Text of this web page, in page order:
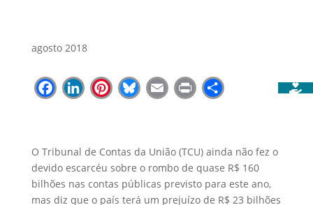
agosto 2018
Facebook
LinkedIn
Pinterest
Bluesky
Email
PrintShare
O Tribunal de Contas da União (TCU) ainda não fez o
devido escarcéu sobre o rombo de quase R$ 160
bilhões nas contas públicas previsto para este ano,
mas diz que o país terá um prejuízo de R$ 23 bilhões